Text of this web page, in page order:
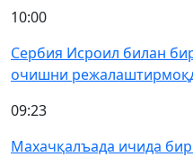
10:00
Сербия Исроил билан
очишни
09:23
Махачқалъада ичида